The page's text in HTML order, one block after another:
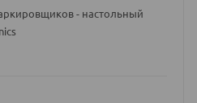
- настольный